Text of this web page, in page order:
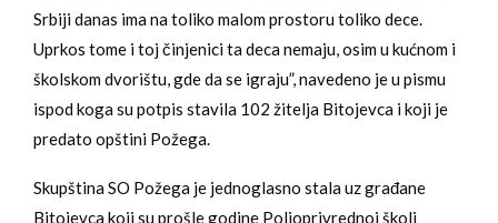
Srbiji danas ima na toliko malom prostoru toliko dece.
Uprkos tome i toj činjenici ta deca nemaju, osim u kućnom i
školskom dvorištu, gde da se igraju”, navedeno je u pismu
ispod koga su potpis stavila 102 žitelja Bitojevca i koji je
predato opštini Požega.
Skupština SO Požega je jednoglasno stala uz građane
Bitojevca koji su prošle godine Poljoprivrednoj školi